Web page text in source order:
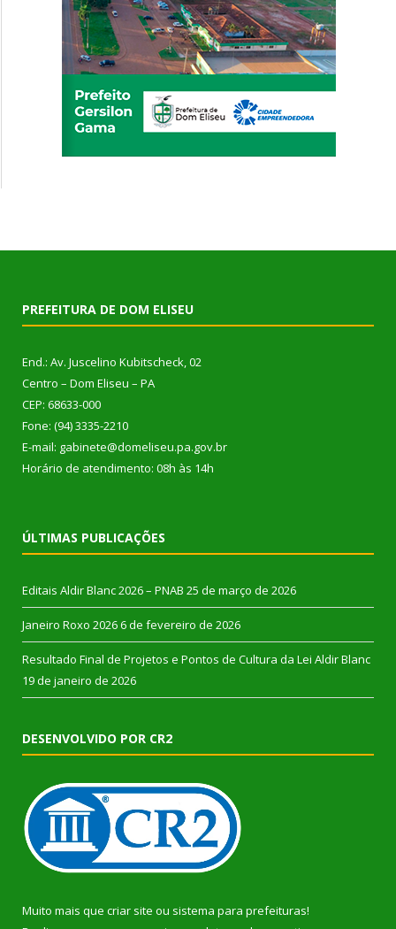
PREFEITURA DE DOM ELISEU
End.: Av. Juscelino Kubitscheck, 02
Centro – Dom Eliseu – PA
CEP: 68633-000
Fone: (94) 3335-2210
E-mail: gabinete@domeliseu.pa.gov.br
Horário de atendimento: 08h às 14h
ÚLTIMAS PUBLICAÇÕES
Editais Aldir Blanc 2026 – PNAB 25 de março de 2026
Janeiro Roxo 2026 6 de fevereiro de 2026
Resultado Final de Projetos e Pontos de Cultura da Lei Aldir Blanc
19 de janeiro de 2026
DESENVOLVIDO POR CR2
Muito mais que criar site ou sistema para prefeituras!